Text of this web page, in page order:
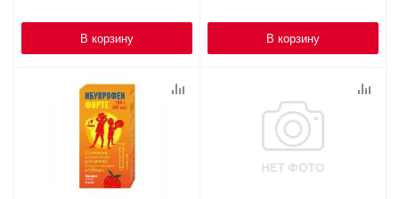
В корзину В корзину